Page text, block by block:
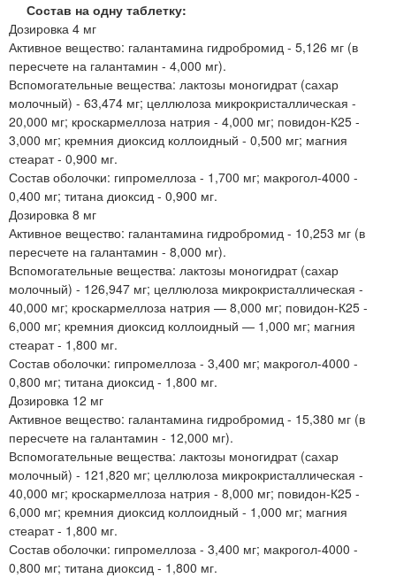
Состав на одну таблетку:
Дозировка 4 мг
Активное вещество: галантамина гидробромид - 5,126 мг (в
пересчете на галантамин - 4,000 мг).
Вспомогательные вещества: лактозы моногидрат (сахар
молочный) - 63,474 мг; целлюлоза микрокристаллическая -
20,000 мг; кроскармеллоза натрия - 4,000 мг; повидон-К25 -
3,000 мг; кремния диоксид коллоидный - 0,500 мг; магния
стеарат - 0,900 мг.
Состав оболочки: гипромеллоза - 1,700 мг; макрогол-4000 -
0,400 мг; титана диоксид - 0,900 мг.
Дозировка 8 мг
Активное вещество: галантамина гидробромид - 10,253 мг (в
пересчете на галантамин - 8,000 мг).
Вспомогательные вещества: лактозы моногидрат (сахар
молочный) - 126,947 мг; целлюлоза микрокристаллическая -
40,000 мг; кроскармеллоза натрия — 8,000 мг; повидон-К25 -
6,000 мг; кремния диоксид коллоидный — 1,000 мг; магния
стеарат - 1,800 мг.
Состав оболочки: гипромеллоза - 3,400 мг; макрогол-4000 -
0,800 мг; титана диоксид - 1,800 мг.
Дозировка 12 мг
Активное вещество: галантамина гидробромид - 15,380 мг (в
пересчете на галантамин - 12,000 мг).
Вспомогательные вещества: лактозы моногидрат (сахар
молочный) - 121,820 мг; целлюлоза микрокристаллическая -
40,000 мг; кроскармеллоза натрия - 8,000 мг; повидон-К25 -
6,000 мг; кремния диоксид коллоидный - 1,000 мг; магния
стеарат - 1,800 мг.
Состав оболочки: гипромеллоза - 3,400 мг; макрогол-4000 -
0,800 мг; титана диоксид - 1,800 мг.